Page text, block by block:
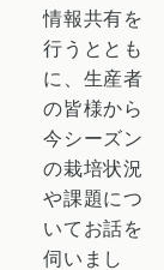
情報共有を
行うととも
に、生産者
の皆様から
今シーズン
の栽培状況
や課題につ
いてお話を
伺いまし